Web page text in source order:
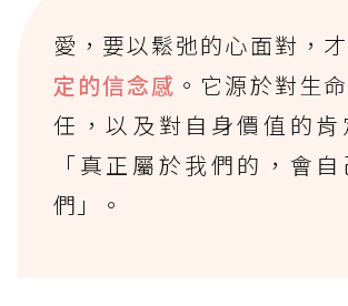
愛，要以鬆弛的心面對，
定的信念感 。它源於對生
任，以及對自身價值的肯
「真正屬於我們的，會
們」。